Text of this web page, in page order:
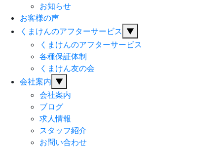
お知らせ
お客様の声
くまけんのアフターサービス ▼
くまけんのアフターサービス
各種保証体制
くまけん友の会
会社案内 ▼
会社案内
ブログ
求人情報
スタッフ紹介
お問い合わせ